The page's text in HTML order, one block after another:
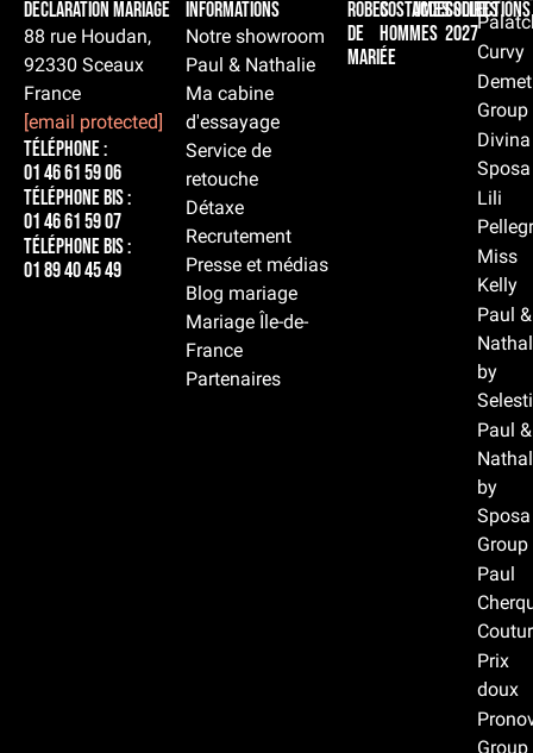
Déclaration Mariage
88 rue Houdan,
92330 Sceaux
France
[email protected]
Téléphone :
01 46 61 59 06
Téléphone BIS :
01 46 61 59 07
Téléphone BIS :
01 89 40 45 49
Informations
Notre showroom
Paul & Nathalie
Ma cabine
d'essayage
Service de
retouche
Détaxe
Recrutement
Presse et médias
Blog mariage
Mariage Île-de-
France
Partenaires
Robes
de
mariée
Costumes
hommes
Accessoires
Collections
2027
Curvy
Group
Divina
Sposa
Lili
Miss
Kelly
Paul &
by
Paul &
by
Sposa
Group
Paul
Prix
doux
Group